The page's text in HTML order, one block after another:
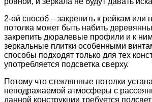
2-ой способ – закрепить к рейкам
потолка может быть набить
закрепить дюралевые профили и к
зеркальные плитки особенными
способы подходят только для тех
употребляется подсветка сверху.
Потому что стеклянные потолки
неподражаемой атмосферы с
данной конструкции требуется